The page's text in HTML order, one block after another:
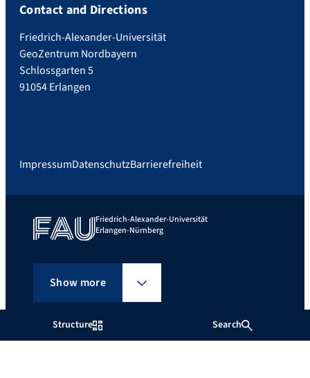
Structure Search
Contact and Directions
Friedrich-Alexander-Universität
GeoZentrum Nordbayern
Schlossgarten 5
91054 Erlangen
ImpressumDatenschutzBarrierefreiheit
Friedrich-Alexander-Universität
Erlangen-Nürnberg
Show more